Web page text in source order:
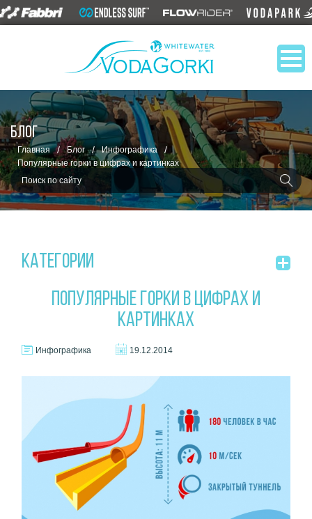
БЛОГ
Главная / Блог / Инфографика /
Популярные горки в цифрах и картинках
Категории
ПОПУЛЯРНЫЕ ГОРКИ В ЦИФРАХ И
КАРТИНКАХ
Инфографика 19.12.2014